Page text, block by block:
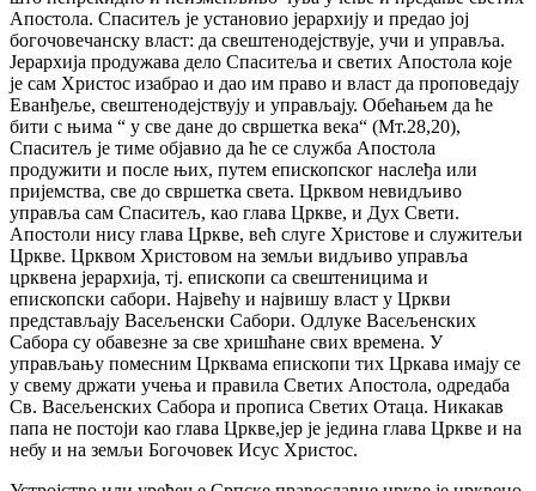
Апостола. Спаситељ је установио јерархију и предао јој
богочовечанску власт: да свештенодејствује, учи и управља.
Јерархија продужава дело Спаситеља и светих Апостола које
је сам Христос изабрао и дао им право и власт да проповедају
Еванђеље, свештенодејствују и управљају. Обећањем да ће
бити с њима “ у све дане до свршетка века“ (Мт.28,20),
Спаситељ је тиме објавио да ће се служба Апостола
продужити и после њих, путем епископског наслеђа или
пријемства, све до свршетка света. Црквом невидљиво
управља сам Спаситељ, као глава Цркве, и Дух Свети.
Апостоли нису глава Цркве, већ слуге Христове и служитељи
Цркве. Црквом Христовом на земљи видљиво управља
црквена јерархија, тј. епископи са свештеницима и
епископски сабори. Највећу и највишу власт у Цркви
представљају Васељенски Сабори. Одлуке Васељенских
Сабора су обавезне за све хришћане свих времена. У
управљању помесним Црквама епископи тих Цркава имају се
у свему држати учења и правила Светих Апостола, одредаба
Св. Васељенских Сабора и прописа Светих Отаца. Никакав
папа не постоји као глава Цркве,јер је једина глава Цркве и на
небу и на земљи Богочовек Исус Христос.